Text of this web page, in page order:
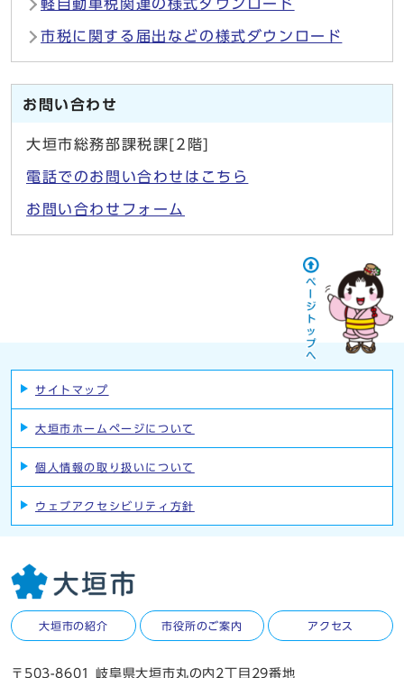
軽自動車税関連の様式ダウンロード
市税に関する届出などの様式ダウンロード
お問い合わせ
大垣市総務部課税課[2階]
電話でのお問い合わせはこちら
お問い合わせフォーム
サイトマップ
大垣市ホームページについて
個人情報の取り扱いについて
ウェブアクセシビリティ方針
大垣市の紹介 市役所のご案内 アクセス
〒503-8601 岐阜県大垣市丸の内2丁目29番地